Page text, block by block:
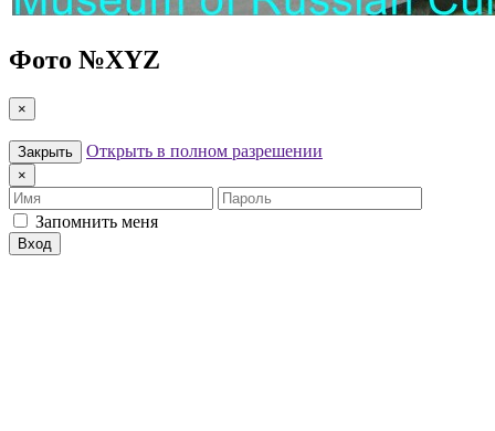
Фото №XYZ
×
Закрыть Открыть в полном разрешении
×
Имя
Пароль
Запомнить меня
Вход